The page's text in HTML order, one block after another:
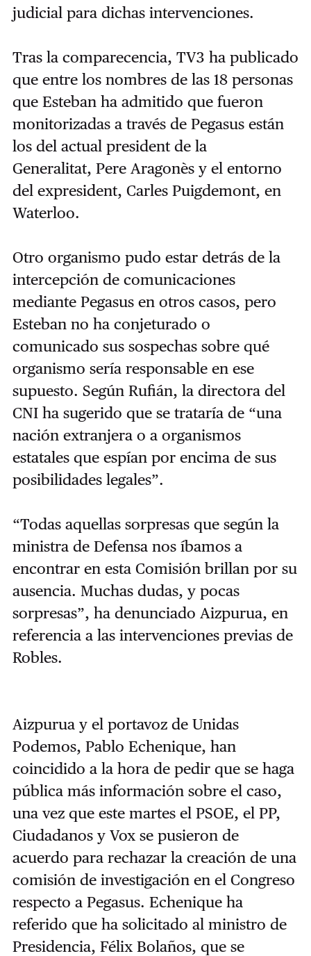
judicial para dichas intervenciones.
Tras la comparecencia, TV3 ha publicado
que entre los nombres de las 18 personas
que Esteban ha admitido que fueron
monitorizadas a través de Pegasus están
los del actual president de la
Generalitat, Pere Aragonès y el entorno
del expresident, Carles Puigdemont, en
Waterloo.
Otro organismo pudo estar detrás de la
intercepción de comunicaciones
mediante Pegasus en otros casos, pero
Esteban no ha conjeturado o
comunicado sus sospechas sobre qué
organismo sería responsable en ese
supuesto. Según Rufián, la directora del
CNI ha sugerido que se trataría de “una
nación extranjera o a organismos
estatales que espían por encima de sus
posibilidades legales”.
“Todas aquellas sorpresas que según la
ministra de Defensa nos íbamos a
encontrar en esta Comisión brillan por su
ausencia. Muchas dudas, y pocas
sorpresas”, ha denunciado Aizpurua, en
referencia a las intervenciones previas de
Robles.
Aizpurua y el portavoz de Unidas
Podemos, Pablo Echenique, han
coincidido a la hora de pedir que se haga
pública más información sobre el caso,
una vez que este martes el PSOE, el PP,
Ciudadanos y Vox se pusieron de
acuerdo para rechazar la creación de una
comisión de investigación en el Congreso
respecto a Pegasus. Echenique ha
referido que ha solicitado al ministro de
Presidencia, Félix Bolaños, que se